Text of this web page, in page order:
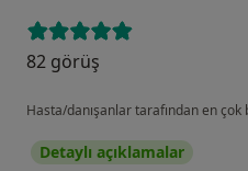
82 görüş
Hasta/danışanlar tarafından en çok
Detaylı açıklamalar